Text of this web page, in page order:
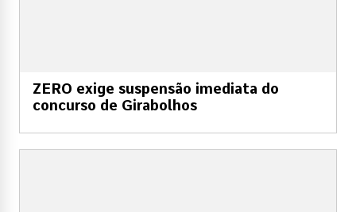
ZERO exige suspensão imediata do
concurso de Girabolhos